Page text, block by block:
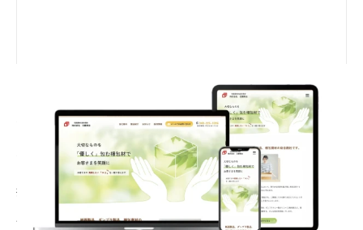
これまでホームページを活用していなかったが、パートナー様か
らの紹介でホームページの制作についてのご相談をいただきまし
た。扱う商品を多く取り揃えていますが、これまではパンフレッ
トのみでの紹介のため、ホームページでも効果的に標品を掲載し
たい、というご依頼と、これまでホームページを作っていない、
ドメインなども保有していないことから、STUDIOでの制作をご
提案しました。
商材を意識すると、テンプレートデザインのような見た目になっ